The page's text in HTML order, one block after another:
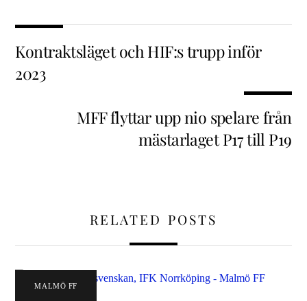
Kontraktsläget och HIF:s trupp inför
2023
MFF flyttar upp nio spelare från
mästarlaget P17 till P19
RELATED POSTS
MALMÖ FF